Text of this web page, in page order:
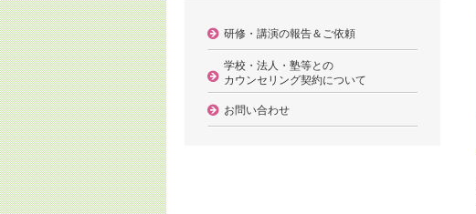
研修・講演の報告＆ご依頼
学校・法人・塾等との
カウンセリング契約について
お問い合わせ